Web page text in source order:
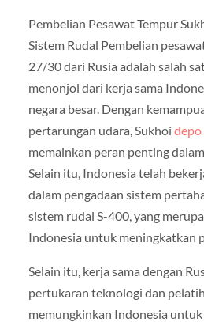
Pembelian Pesawat Tempur
Sistem Rudal Pembelian
27/30 dari Rusia adalah salah
menonjol dari kerja sama
negara besar. Dengan
pertarungan udara, Sukhoi depo
memainkan peran penting
Selain itu, Indonesia telah
dalam pengadaan sistem
sistem rudal S-400, yang
Indonesia untuk meningkatkan
Selain itu, kerja sama dengan
pertukaran teknologi dan
memungkinkan Indonesia